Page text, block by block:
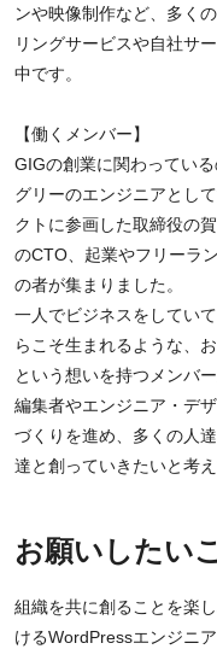
ンや映像制作など、多く
リングサービスや自社サ
中です。
【働くメンバー】
GIGの創業に関わってい
グリーのエンジニアとし
クトに参画した取締役の
のCTO、起業やフリーラ
の者が集まりました。
一人でビジネスをしてい
らこそ生まれるような、
という想いを持つメンバ
編集者やエンジニア・デ
づくりを進め、多くの人
達と創っていきたいと考え
お願いしたい
組織を共に創ることを楽
けるWordPressエンジニ